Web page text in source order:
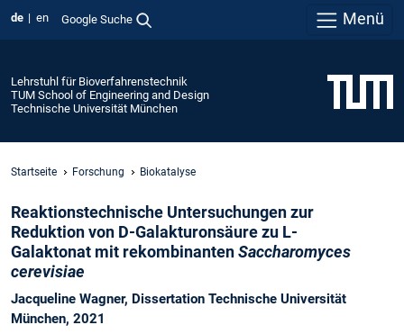
de en Google Suche Menü
Lehrstuhl für Bioverfahrenstechnik
TUM School of Engineering and Design
Technische Universität München
Startseite Forschung Biokatalyse
Reaktionstechnische Untersuchungen zur
Reduktionvon D-Galakturonsäurezu L-
Galaktonat mit rekombinantenSaccharomyces
cerevisiae
Jacqueline Wagner, Dissertation Technische Universität
München, 2021